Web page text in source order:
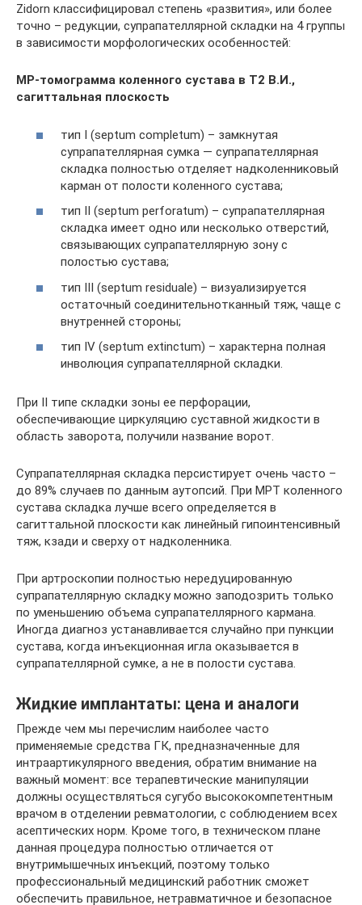
Zidorn классифицировал степень «развития», или более
точно – редукции, супрапателлярной складки на 4 группы
в зависимости морфологических особенностей:
МР-томограмма коленного сустава в Т2 В.И.,
сагиттальная плоскость
тип I (septum completum) – замкнутая
супрапателлярная сумка — супрапателлярная
складка полностью отделяет надколенниковый
карман от полости коленного сустава;
тип II (septum perforatum) – супрапателлярная
складка имеет одно или несколько отверстий,
связывающих супрапателлярную зону с
полостью сустава;
тип III (septum residuale) – визуализируется
остаточный соединительнотканный тяж, чаще с
внутренней стороны;
тип IV (septum extinctum) – характерна полная
инволюция супрапателлярной складки.
При II типе складки зоны ее перфорации,
обеспечивающие циркуляцию суставной жидкости в
область заворота, получили название ворот.
Супрапателлярная складка персистирует очень часто –
до 89% случаев по данным аутопсий. При МРТ коленного
сустава складка лучше всего определяется в
сагиттальной плоскости как линейный гипоинтенсивный
тяж, кзади и сверху от надколенника.
При артроскопии полностью нередуцированную
супрапателлярную складку можно заподозрить только
по уменьшению объема супрапателлярного кармана.
Иногда диагноз устанавливается случайно при пункции
сустава, когда инъекционная игла оказывается в
супрапателлярной сумке, а не в полости сустава.
Жидкие имплантаты: цена и аналоги
Прежде чем мы перечислим наиболее часто
применяемые средства ГК, предназначенные для
интраартикулярного введения, обратим внимание на
важный момент: все терапевтические манипуляции
должны осуществляться сугубо высококомпетентным
врачом в отделении ревматологии, с соблюдением всех
асептических норм. Кроме того, в техническом плане
данная процедура полностью отличается от
внутримышечных инъекций, поэтому только
профессиональный медицинский работник сможет
обеспечить правильное, нетравматичное и безопасное